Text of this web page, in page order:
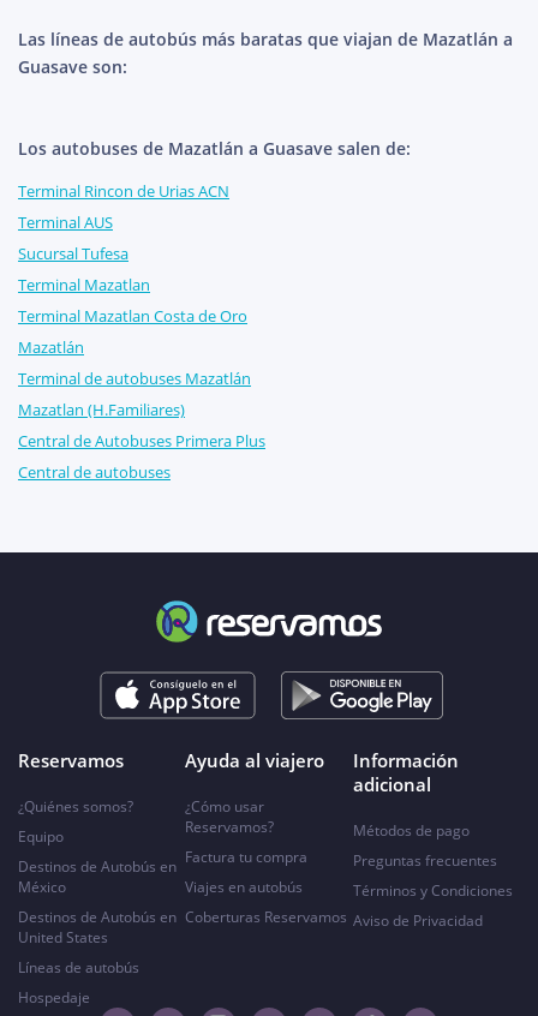
Las líneas de autobús más baratas que viajan de Mazatlán a
Guasave son:
Los autobuses de Mazatlán a Guasave salen de:
Terminal Rincon de Urias ACN
Terminal AUS
Sucursal Tufesa
Terminal Mazatlan
Terminal Mazatlan Costa de Oro
Mazatlán
Terminal de autobuses Mazatlán
Mazatlan (H.Familiares)
Central de Autobuses Primera Plus
Central de autobuses
Reservamos
¿Quiénes somos?
Equipo
Destinos de Autobús en
México
Destinos de Autobús en
United States
Líneas de autobús
Hospedaje
Ayuda al viajero
¿Cómo usar
Reservamos?
Factura tu compra
Viajes en autobús
Coberturas Reservamos
Información
adicional
Métodos de pago
Preguntas frecuentes
Términos y Condiciones
Aviso de Privacidad